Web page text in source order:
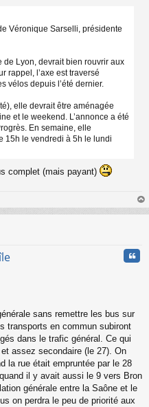
Véronique Sarselli, présidente
de Lyon, devrait bien rouvrir aux
rappel, l’axe est traversé
vélos depuis l’été dernier.
elle devrait être aménagée
et le weekend. L’annonce a été
En semaine, elle
15h le vendredi à 5h le lundi
complet (mais payant)
au
sans remettre les bus sur
transports en commun subiront
dans le trafic général. Ce qui
assez secondaire (le 27). On
la rue était empruntée par le 28
il y avait aussi le 9 vers Bron
générale entre la Saône et le
on perdra le peu de priorité aux